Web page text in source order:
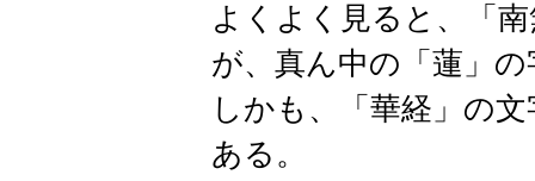
よくよく見ると、「
が、真ん中の「蓮」
しかも、「華経」の
ある。